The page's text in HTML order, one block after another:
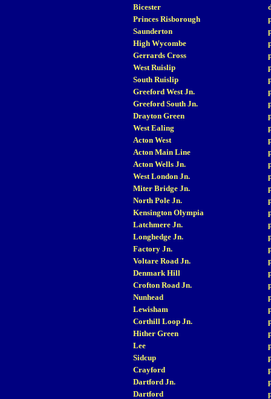
Bicester
Princes Risborough
Saunderton
High Wycombe
Gerrards Cross
West Ruislip
South Ruislip
Greeford West Jn.
Greeford South Jn.
Drayton Green
West Ealing
Acton West
Acton Main Line
Acton Wells Jn.
West London Jn.
Miter Bridge Jn.
North Pole Jn.
Kensington Olympia
Latchmere Jn.
Longhedge Jn.
Factory Jn.
Voltare Road Jn.
Denmark Hill
Crofton Road Jn.
Nunhead
Lewisham
Corthill Loop Jn.
Hither Green
Lee
Sidcup
Crayford
Dartford Jn.
Dartford